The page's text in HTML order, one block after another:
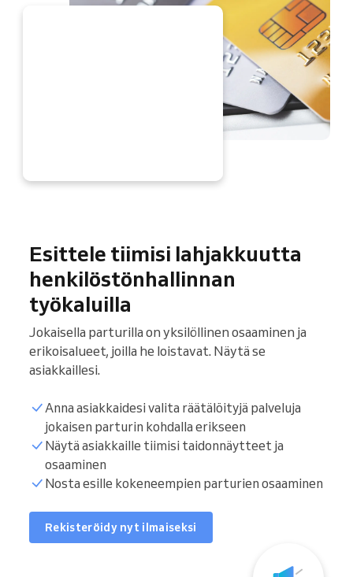
Esittele tiimisi lahjakkuutta
henkilöstönhallinnan
työkaluilla
Jokaisella parturilla on yksilöllinen osaaminen ja
erikoisalueet, joilla he loistavat. Näytä se
asiakkaillesi.
Anna asiakkaidesi valita räätälöityjä palveluja
jokaisen parturin kohdalla erikseen
Näytä asiakkaille tiimisi taidonnäytteet ja
osaaminen
Nosta esille kokeneempien parturien osaaminen
Rekisteröidy nyt ilmaiseksi